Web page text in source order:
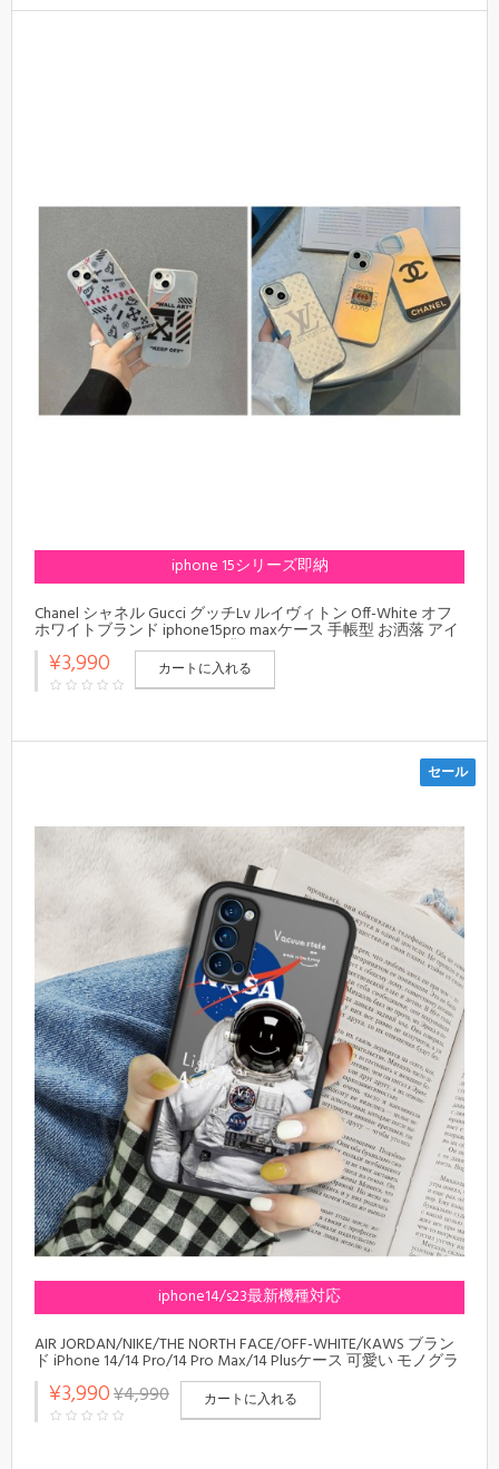
iphone 15シリーズ即納
Chanel シャネル Gucci グッチLv ルイヴィトン Off-White オフ
ホワイトブランド iphone15pro maxケース 手帳型 お洒落 アイ
フォン15ウルトラ カバー 経典
¥3,990 カートに入れる
セール
iphone14/s23最新機種対応
AIR JORDAN/NIKE/THE NORTH FACE/OFF-WHITE/KAWS ブラン
ド iPhone 14/14 Pro/14 Pro Max/14 Plusケース 可愛い モノグラ
ム ナイキ/ジョンダン /ザノースフェイス/オフホワイト/カウ
ズ ジャケット型 黒色 NASA コーラ 地球 Galaxy S23/S23+/S23
Ultra/S22/S20/A73スマホケース 耐衝撃 アイフォン
14/13/12/11/X/XS/XR/8/7カバー ファッション メンズ レディー
¥3,990¥4,990 カートに入れる